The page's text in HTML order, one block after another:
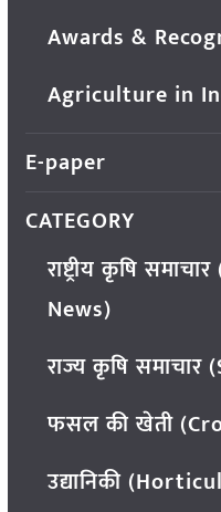
Awards &
Agriculture in
E-paper
CATEGORY
राष्ट्रीय कृषि
News)
राज्य कृषि
फसल की खेती
उद्यानिकी